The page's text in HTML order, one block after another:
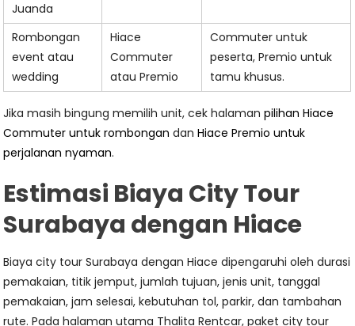
Juanda
Rombongan
event atau
wedding
Hiace
Commuter
atau Premio
Commuter untuk
peserta, Premio untuk
tamu khusus.
Jika masih bingung memilih unit, cek halamanpilihan Hiace
Commuter untuk rombongan danHiace Premio untuk
perjalanan nyaman.
Estimasi Biaya City Tour
Surabaya dengan Hiace
Biaya city tour Surabaya dengan Hiace dipengaruhi oleh durasi
pemakaian, titik jemput, jumlah tujuan, jenis unit, tanggal
pemakaian, jam selesai, kebutuhan tol, parkir, dan tambahan
rute. Pada halaman utama Thalita Rentcar, paket city tour